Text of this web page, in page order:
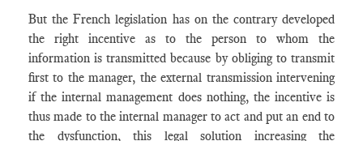
But the French legislation has on the contrary developed
the right incentive as to the person to whom the
information is transmitted because by obliging to transmit
first to the manager, the external transmission intervening
if the internal management does nothing, the incentive is
thus made to the internal manager to act and put an end to
the dysfunction, this legal solution increasing the